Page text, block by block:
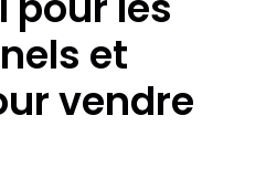
et
vendre